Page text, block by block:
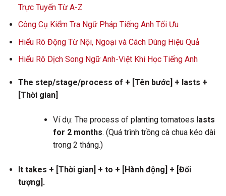
Trực Tuyến Từ A-Z
Công Cụ Kiểm Tra Ngữ Pháp Tiếng Anh Tối Ưu
Hiểu Rõ Động Từ Nội, Ngoại và Cách Dùng Hiệu Quả
Hiểu Rõ Dịch Song Ngữ Anh-Việt Khi Học Tiếng Anh
The step/stage/process of + [Tên bước] + lasts +
[Thời gian]
Ví dụ: The process of planting tomatoes lasts
for 2 months. (Quá trình trồng cà chua kéo dài
trong 2 tháng.)
It takes + [Thời gian] + to + [Hành động] + [Đối
tượng].